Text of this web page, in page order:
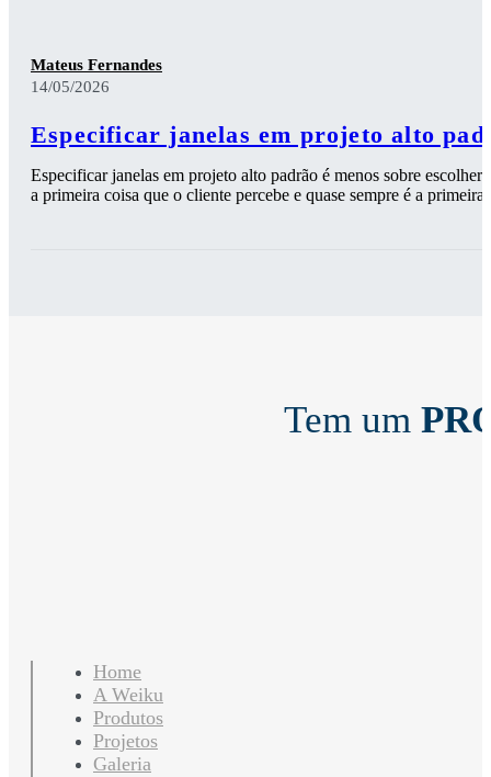
Mateus Fernandes
14/05/2026
Especificar janelas em projeto alto
Especificar janelas em projeto alto padrão é menos sobre
a primeira coisa que o cliente percebe e quase sempre é a
Tem um
Home
A Weiku
Produtos
Projetos
Galeria